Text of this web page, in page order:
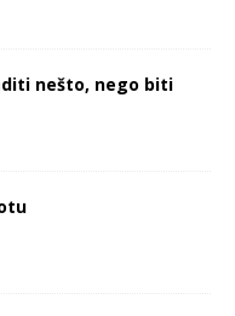
nešto, nego biti